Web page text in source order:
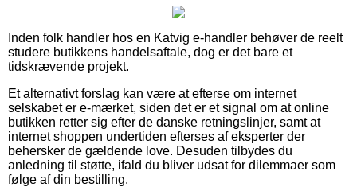
Inden folk handler hos en Katvig e-handler behøver de reelt
studere butikkens handelsaftale, dog er det bare et
tidskrævende projekt.
Et alternativt forslag kan være at efterse om internet
selskabet er e-mærket, siden det er et signal om at online
butikken retter sig efter de danske retningslinjer, samt at
internet shoppen undertiden efterses af eksperter der
behersker de gældende love. Desuden tilbydes du
anledning til støtte, ifald du bliver udsat for dilemmaer som
følge af din bestilling.